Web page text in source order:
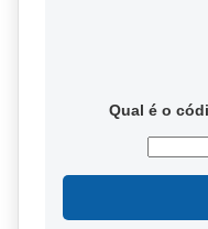
Qual é o